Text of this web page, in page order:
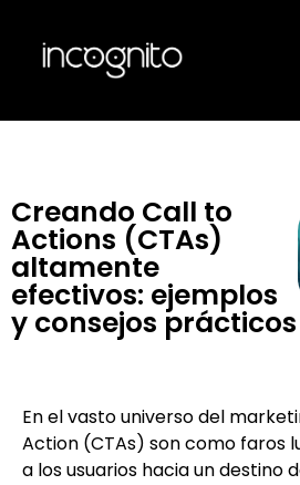
Creando Call to
Actions (CTAs)
altamente
efectivos: ejemplos
y consejos prácticos
En el vasto universo del
Action (CTAs) son como faros
a los usuarios hacia un destino